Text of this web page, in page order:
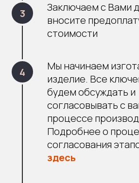
Заключаем с Вами
вносите
стоимости
Мы начинаем
изделие. Все
будем обсуждать и
согласовывать с
процессе
Подробнее о
согласования
здесь